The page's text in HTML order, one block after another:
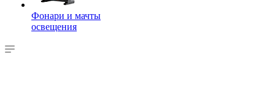
Фонари и мачты
освещения